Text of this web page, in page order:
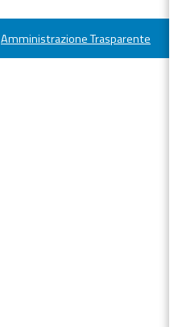
Amministrazione Trasparente